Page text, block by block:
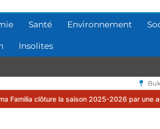
Santé Environnement
Insolites
la saison 2025-2026 par une assemblée